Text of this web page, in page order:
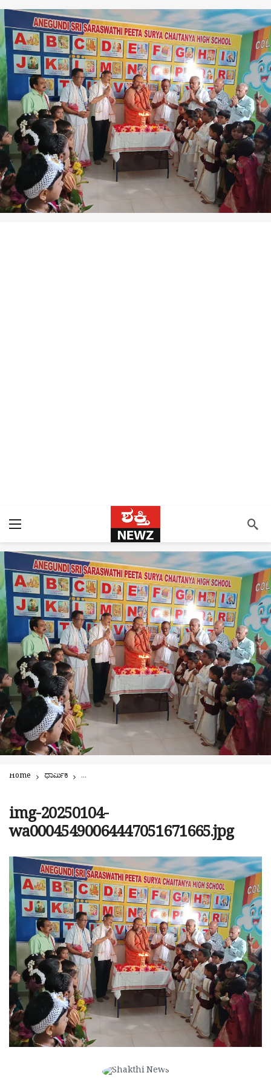
Home ಧಾರ್ಮಿಕ ಕುತ್ಯಾರು ಸೂರ್ಯ ಚೈತನ್ಯ ಪ್ರೌಢಶಾಲೆಯಲ್ಲಿ ಕಂಪ್ಯೂಟರ್ ವಿಭಾಗ ಎಲ್
img-20250104-
wa00045490064447051671665.jpg